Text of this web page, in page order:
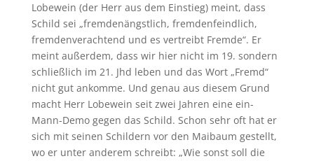
Lobewein (der Herr aus dem Einstieg) meint, dass
Schild sei „fremdenängstlich, fremdenfeindlich,
fremdenverachtend und es vertreibt Fremde“. Er
meint außerdem, dass wir hier nicht im 19. sondern
schließlich im 21. Jhd leben und das Wort „Fremd“
nicht gut ankomme. Und genau aus diesem Grund
macht Herr Lobewein seit zwei Jahren eine ein-
Mann-Demo gegen das Schild. Schon sehr oft hat er
sich mit seinen Schildern vor den Maibaum gestellt,
wo er unter anderem schreibt: „Wie sonst soll die